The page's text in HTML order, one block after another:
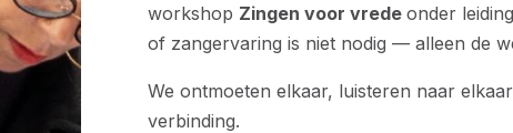
workshop Zingen voor vrede onder
of zangervaring is niet nodig — alleen de
We ontmoeten elkaar, luisteren naar
verbinding.